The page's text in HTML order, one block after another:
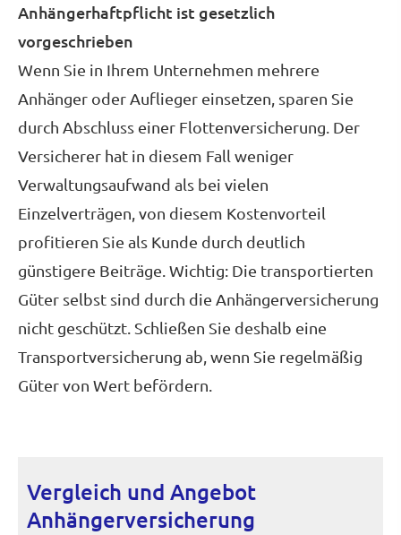
Anhängerhaftpflicht ist gesetzlich
vorgeschrieben
Wenn Sie in Ihrem Unternehmen mehrere
Anhänger oder Auflieger einsetzen, sparen Sie
durch Abschluss einer Flottenversicherung. Der
Versicherer hat in diesem Fall weniger
Verwaltungsaufwand als bei vielen
Einzelverträgen, von diesem Kostenvorteil
profitieren Sie als Kunde durch deutlich
günstigere Beiträge. Wichtig: Die transportierten
Güter selbst sind durch die Anhängerversicherung
nicht geschützt. Schließen Sie deshalb eine
Transportversicherung ab, wenn Sie regelmäßig
Güter von Wert befördern.
Vergleich und Angebot
Anhängerversicherung